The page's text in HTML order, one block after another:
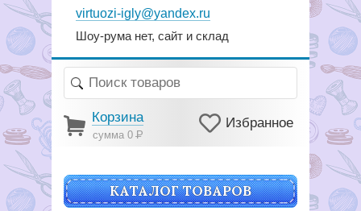
virtuozi-igly@yandex.ru
Шоу-рума нет, сайт и склад
Корзина
сумма 0Р
Избранное
КАТАЛОГ ТОВАРОВ